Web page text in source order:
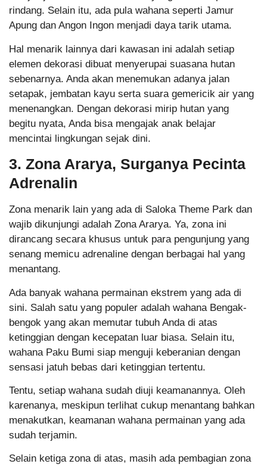
rindang. Selain itu, ada pula wahana seperti Jamur
Apung dan Angon Ingon menjadi daya tarik utama.
Hal menarik lainnya dari kawasan ini adalah setiap
elemen dekorasi dibuat menyerupai suasana hutan
sebenarnya. Anda akan menemukan adanya jalan
setapak, jembatan kayu serta suara gemericik air yang
menenangkan. Dengan dekorasi mirip hutan yang
begitu nyata, Anda bisa mengajak anak belajar
mencintai lingkungan sejak dini.
3. Zona Ararya, Surganya Pecinta
Adrenalin
Zona menarik lain yang ada di Saloka Theme Park dan
wajib dikunjungi adalah Zona Ararya. Ya, zona ini
dirancang secara khusus untuk para pengunjung yang
senang memicu adrenaline dengan berbagai hal yang
menantang.
Ada banyak wahana permainan ekstrem yang ada di
sini. Salah satu yang populer adalah wahana Bengak-
bengok yang akan memutar tubuh Anda di atas
ketinggian dengan kecepatan luar biasa. Selain itu,
wahana Paku Bumi siap menguji keberanian dengan
sensasi jatuh bebas dari ketinggian tertentu.
Tentu, setiap wahana sudah diuji keamanannya. Oleh
karenanya, meskipun terlihat cukup menantang bahkan
menakutkan, keamanan wahana permainan yang ada
sudah terjamin.
Selain ketiga zona di atas, masih ada pembagian zona